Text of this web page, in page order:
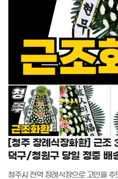
[청주 장례식장화환] 근
덕구/청원구 당일 정중 배
청주시 전역 장례식장으로 고인을